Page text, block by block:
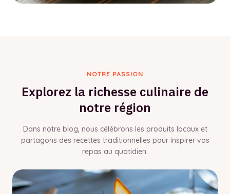
NOTRE PASSION
Explorez la richesse culinaire de
notre région
Dans notre blog, nous célébrons les produits locaux et
partagons des recettes traditionnelles pour inspirer vos
repas au quotidien.